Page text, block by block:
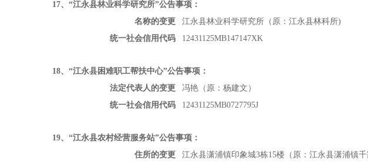
17、“江永县林业科学研究所”公告事项：
名称的变更
江永县林业科学研究所（原：江永县林科所)
统一社会信用代码
12431125MB147147XK
18、“江永县困难职工帮扶中心”公告事项：
法定代表人的变更
冯艳（原：杨建文）
统一社会信用代码
12431125MB0727795J
19、“江永县农村经营服务站”公告事项：
住所的变更
江永县潇浦镇印象城3栋15楼（原：江永县潇浦镇千